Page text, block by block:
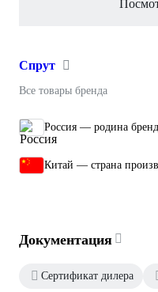
Спрут
Все товары бренда
Россия — родина
Китай — страна
Документация
Сертификат дилера